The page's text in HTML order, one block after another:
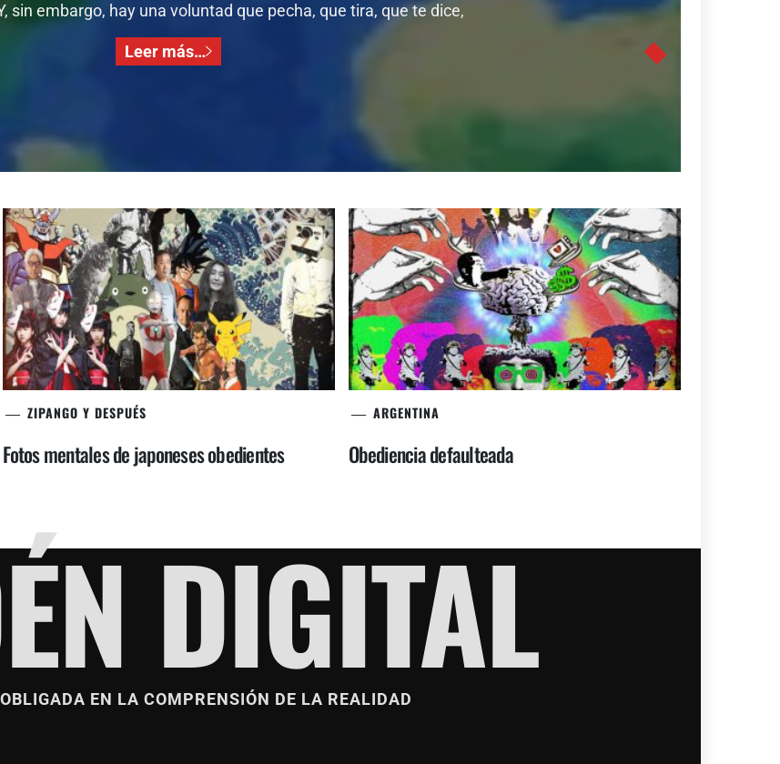
sin embargo, hay una voluntad que pecha, que tira, que te dice,
Leer más…
ZIPANGO Y DESPUÉS
Fotos mentales de japoneses obedientes
ARGENTINA
Obediencia defaulteada
DIGITAL
EN LA COMPRENSIÓN DE LA REALIDAD